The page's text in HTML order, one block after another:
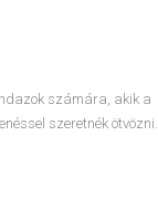
számára, akik a
szeretnék ötvözni.